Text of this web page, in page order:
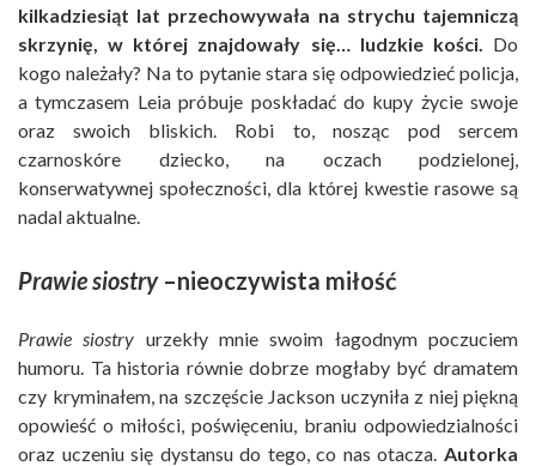
kilkadziesiąt lat przechowywała na strychu tajemniczą
skrzynię, w której znajdowały się… ludzkie kości. Do
kogo należały? Na to pytanie stara się odpowiedzieć policja,
a tymczasem Leia próbuje poskładać do kupy życie swoje
oraz swoich bliskich. Robi to, nosząc pod sercem
czarnoskóre dziecko, na oczach podzielonej,
konserwatywnej społeczności, dla której kwestie rasowe są
nadal aktualne.
Prawie siostry–nieoczywista miłość
Prawie siostry urzekły mnie swoim łagodnym poczuciem
humoru. Ta historia równie dobrze mogłaby być dramatem
czy kryminałem, na szczęście Jackson uczyniła z niej piękną
opowieść o miłości, poświęceniu, braniu odpowiedzialności
oraz uczeniu się dystansu do tego, co nas otacza. Autorka